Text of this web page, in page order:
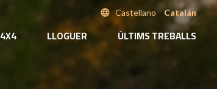
language Castellano Catalán
4X4 LLOGUER ÚLTIMS TREBALLS